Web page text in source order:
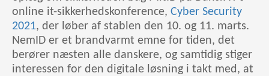
online it-sikkerhedskonference, Cyber Security
2021, der løber af stablen den 10. og 11. marts.
NemID er et brandvarmt emne for tiden, det
berører næsten alle danskere, og samtidig stiger
interessen for den digitale løsning i takt med, at